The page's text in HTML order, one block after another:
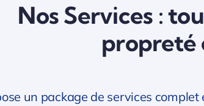
Nos Services :
propreté
un package de services